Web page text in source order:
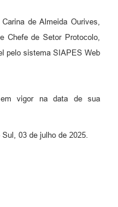
de Almeida Ourives,
Chefe de Setor Protocolo,
pelo sistema SIAPES Web
vigor na data de sua
03 de julho de 2025.